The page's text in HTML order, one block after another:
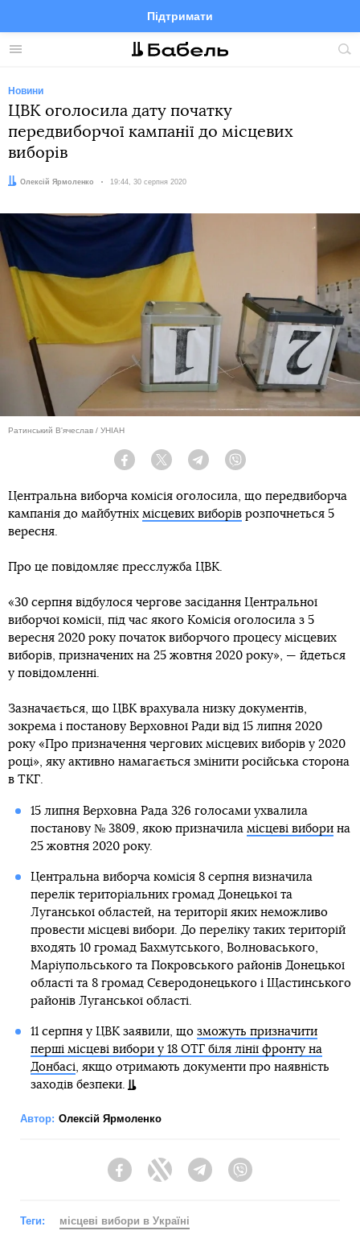
Меню
Підтримати
FacebookTelegramTwitter
Новини
ЦВК оголосила дату початку
передвиборчої кампанії до місцевих
виборів
Автор:
Олексій Ярмоленко Дата:
19:44, 30 серпня 2020
Ратинський В'ячеслав / УНІАН
Facebook Twitter Telegram
Центральна виборча комісія оголосила, що передвиборча
кампанія до майбутніх місцевих виборів розпочнеться 5
вересня.
Про це повідомляє пресслужба ЦВК.
«30 серпня відбулося чергове засідання Центральної
виборчої комісії, під час якого Комісія оголосила з 5
вересня 2020 року початок виборчого процесу місцевих
виборів, призначених на 25 жовтня 2020 року», — йдеться
у повідомленні.
Зазначається, що ЦВК врахувала низку документів,
зокрема і постанову Верховної Ради від 15 липня 2020
року «Про призначення чергових місцевих виборів у 2020
році», яку активно намагається змінити російська сторона
в ТКГ.
15 липня Верховна Рада 326 голосами ухвалила
постанову № 3809, якою призначила місцеві виборина
25 жовтня 2020 року.
Центральна виборча комісія 8 серпня визначила
перелік територіальних громад Донецької та
Луганської областей, на території яких неможливо
провести місцеві вибори. До переліку таких територій
входять 10 громад Бахмутського, Волноваського,
Маріупольського та Покровського районів Донецької
області та 8 громад Сєверодонецького і Щастинського
районів Луганської області.
11 серпня у ЦВК заявили, що зможуть призначити
перші місцеві вибори у 18 ОТГ біля лінії фронту на
Донбасі, якщо отримають документи про наявність
заходів безпеки.
Автор: Олексій Ярмоленко
FacebookTwitter Telegram
Теги: місцеві вибори в Україні